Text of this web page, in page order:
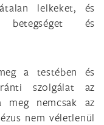
lelkeket, és
betegséget és
a testében és
szolgálat az
meg nemcsak az
nem véletlenül